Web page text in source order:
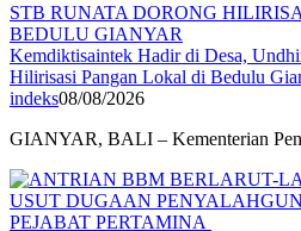
Kemdiktisaintek Hadir di Desa,
Hilirisasi Pangan Lokal di Bedulu
indeks08/08/2026
GIANYAR, BALI – Kementerian